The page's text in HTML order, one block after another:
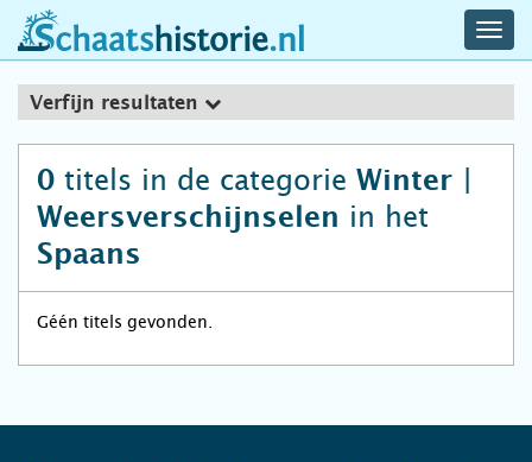
schaatshistorie.nl
Verfijn resultaten
0 titels in de categorie Winter |
Weersverschijnselen in het
Spaans
Géén titels gevonden.